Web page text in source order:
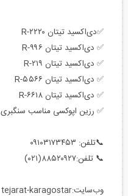
✅دی‌اکسید تیتان R-۲۲۲۰
✅ دی‌اکسید تیتان R-۹۹۶
✅ دی‌اکسید تیتان R-۲۱۹
✅ دی‌اکسید تیتان R-۵۵۶۶
✅ دی‌اکسید تیتان R-۶۶۱۸
✅ رزین اپوکسی مناسب سنگبری
📞تلفن: ۰۹۱۰۳۱۷۳۴۵۳
📞 تلفن:۸۸۵۲۰۹۲۷(۰۲۱)
وب‌سایت:tejarat-karagostar